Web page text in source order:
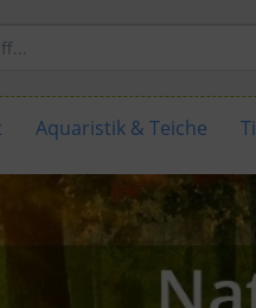
Aquaristik & Teiche